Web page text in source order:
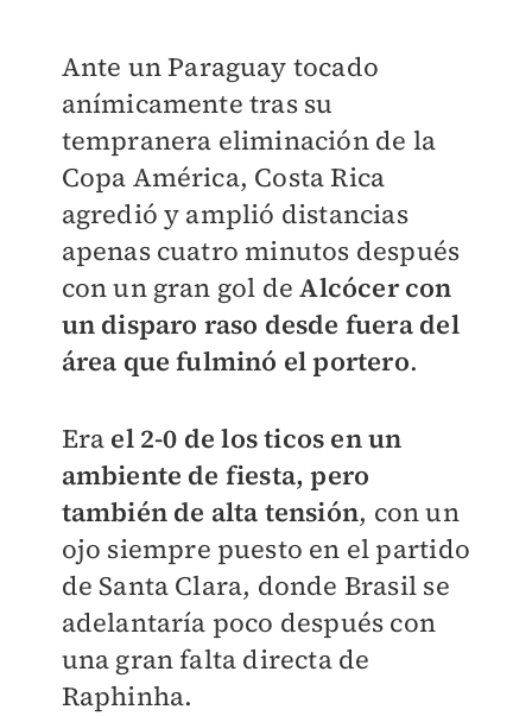
Ante un Paraguay tocado
anímicamente tras su
tempranera eliminación de la
Copa América, Costa Rica
agredió y amplió distancias
apenas cuatro minutos después
con un gran gol deAlcócer con
un disparo raso desde fuera del
área que fulminó el portero.
Era el 2-0 de los ticos en un
ambiente de fiesta, pero
también de alta tensión, con un
ojo siempre puesto en el partido
de Santa Clara, donde Brasil se
adelantaría poco después con
una gran falta directa de
Raphinha.